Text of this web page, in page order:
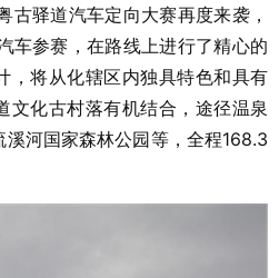
驿道汽车定向大赛再度来袭，
车参赛，在路线上进行了精心的
，将从化辖区内独具特色和具有
文化古村落有机结合，途径温泉
河国家森林公园等，全程168.3